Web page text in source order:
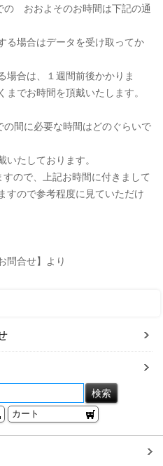
おおよそのお時間は下記の通
る場合はデータを受け取ってか
場合は、１週間前後かかりま
でお時間を頂戴いたします。
間に必要な時間はどのぐらいで
たしております。
すので、上記お時間に付きまして
すので参考程度に見ていただけ
問合せ】より
カート